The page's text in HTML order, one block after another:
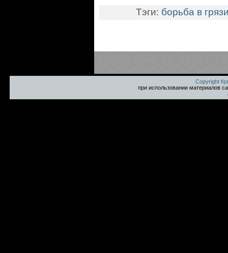
Тэги: борьба в
Copyright
при использовании материалов